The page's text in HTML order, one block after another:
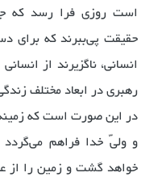
است روزی فرا رسد که
حقیقت پی‌ببرند که برای
انسانی، ناگزیرند از
رهبری در ابعاد مختلف
در این صورت است که
و ولیّ خدا فراهم می‌گردد
خواهد گشت و زمین را از